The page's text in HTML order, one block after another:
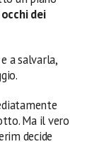
dei
a salvarla,
Ma il vero
decide